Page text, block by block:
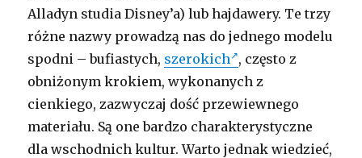
Alladyn studia Disney’a) lub hajdawery. Te trzy
różne nazwy prowadzą nas do jednego modelu
spodni – bufiastych, szerokich , często z
obniżonym krokiem, wykonanych z
cienkiego, zazwyczaj dość przewiewnego
materiału. Są one bardzo charakterystyczne
dla wschodnich kultur. Warto jednak wiedzieć,